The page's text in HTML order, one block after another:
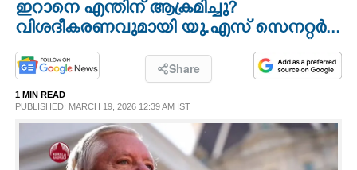
LIFESTYLE
ഇറാനെ എന്തിന് ആക്രമിച്ചു?
വിശദീകരണവുമായി യു.എസ് സെനറ്റർ...
Share
1 MIN READ
PUBLISHED: MARCH 19, 2026 12:39 AM IST